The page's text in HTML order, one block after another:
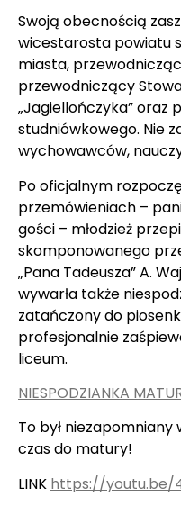
Swoją obecnością
wicestarosta powiatu
miasta,
przewodniczący
„Jagiellończyka”
studniówkowego. Nie
wychowawców,
Po oficjalnym
przemówieniach –
gości – młodzież
skomponowanego
„Pana Tadeusza” A.
wywarła także
zatańczony do
profesjonalnie
liceum.
NIESPODZIANKA
To był
czas do matury!
LINK https://youtu.be/